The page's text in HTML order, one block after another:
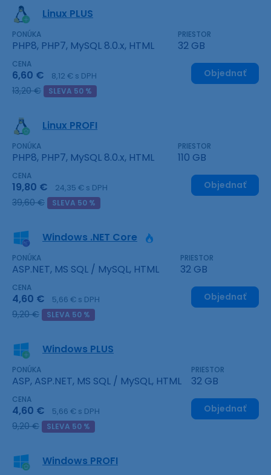
Linux PLUS
PONÚKA
PHP8, PHP7, MySQL 8.0.x, HTML
PRIESTOR
32 GB
CENA
6,60 € 8,12 € s DPH
13,20 € SLEVA 50 %
Objednať
Linux PROFI
PONÚKA
PHP8, PHP7, MySQL 8.0.x, HTML
PRIESTOR
110 GB
CENA
19,80 € 24,35 € s DPH
39,60 € SLEVA 50 %
Objednať
Windows .NET Core
PONÚKA
ASP.NET, MS SQL / MySQL, HTML
PRIESTOR
32 GB
CENA
4,60 € 5,66 € s DPH
9,20 € SLEVA 50 %
Objednať
Windows PLUS
PONÚKA
ASP, ASP.NET, MS SQL / MySQL, HTML
PRIESTOR
32 GB
CENA
4,60 € 5,66 € s DPH
9,20 € SLEVA 50 %
Objednať
Windows PROFI